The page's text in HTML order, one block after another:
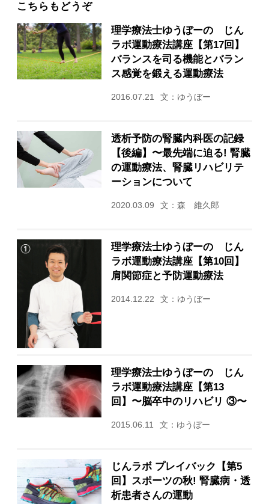
こちらもどうぞ
理学療法士ゆうぼーの じん
ラボ運動療法講座【第17回】
バランスを司る機能とバラン
ス感覚を鍛える運動療法
2016.07.21 文：ゆうぼー
透析予防の腎臓内科医の記録
【後編】〜最先端に迫る! 腎臓
の運動療法、腎臓リハビリテ
ーションについて
2020.03.09 文：森 維久郎
理学療法士ゆうぼーの じん
ラボ運動療法講座【第10回】
肩関節症と予防運動療法
2014.12.22 文：ゆうぼー
理学療法士ゆうぼーの じん
ラボ運動療法講座【第13
回】〜脳卒中のリハビリ ③〜
2015.06.11 文：ゆうぼー
じんラボ プレイバック【第5
回】スポーツの秋! 腎臓病・透
析患者さんの運動